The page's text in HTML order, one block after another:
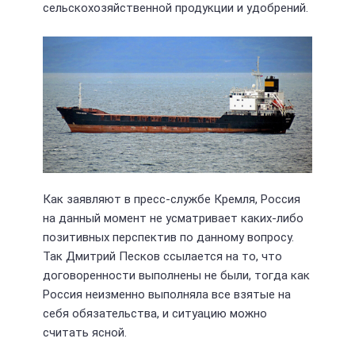
сельскохозяйственной продукции и удобрений.
Как заявляют в пресс-службе Кремля, Россия
на данный момент не усматривает каких-либо
позитивных перспектив по данному вопросу.
Так Дмитрий Песков ссылается на то, что
договоренности выполнены не были, тогда как
Россия неизменно выполняла все взятые на
себя обязательства, и ситуацию можно
считать ясной.